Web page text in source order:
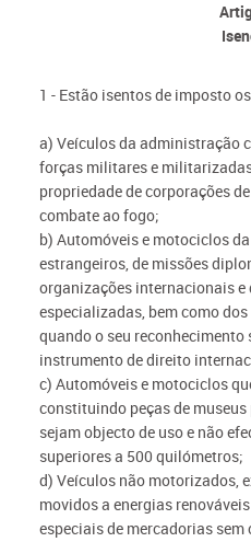
1 - Estão isentos de imposto
a) Veículos da administração
forças militares e
propriedade de corporações
combate ao fogo;
b) Automóveis e motociclos
estrangeiros, de missões
organizações internacionais e
especializadas, bem como
quando o seu
instrumento de direito
c) Automóveis e motociclos
constituindo peças de
sejam objecto de uso e não
superiores a 500 quilómetros;
d) Veículos não motorizados,
movidos a energias
especiais de mercadorias